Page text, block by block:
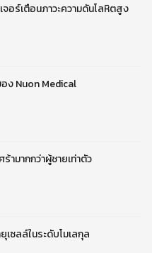
อร์เตือนภาวะความดันโลหิตสูง
ง Nuon Medical
ามากกว่าผู้ชายเท่าตัว
ซลล์ในระดับโมเลกุล